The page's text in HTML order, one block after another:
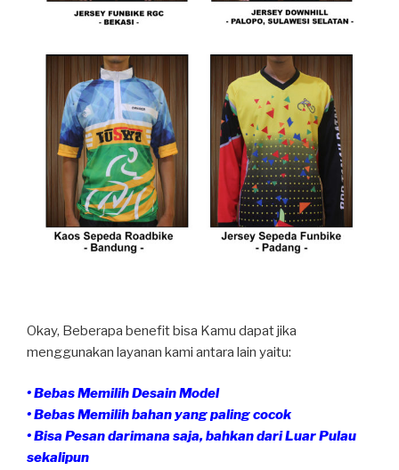
Okay, Beberapa benefit bisa Kamu dapat jika
menggunakan layanan kami antara lain yaitu:
• Bebas Memilih Desain Model
• Bebas Memilih bahan yang paling cocok
• Bisa Pesan darimana saja, bahkan dari Luar Pulau
sekalipun